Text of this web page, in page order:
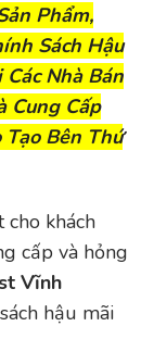
Phẩm,
Sách Hậu
Nhà Bán
Cung Cấp
Bên Thứ
khách
cấp và hỏng
Vĩnh
hậu mãi